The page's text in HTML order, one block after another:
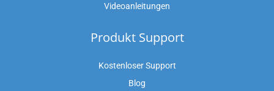
Videoanleitungen
Produkt Support
Kostenloser Support
Blog